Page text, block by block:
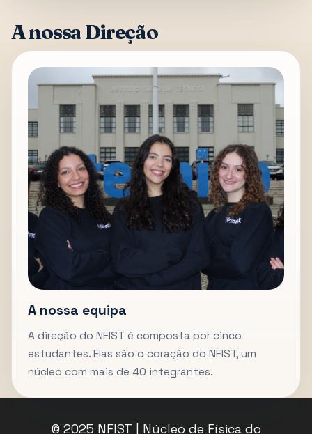
A nossa Direção
A nossa equipa
A direção do NFIST é composta por cinco
estudantes. Elas são o coração do NFIST, um
núcleo com mais de 40 integrantes.
© 2025 NFIST | Núcleo de Física do